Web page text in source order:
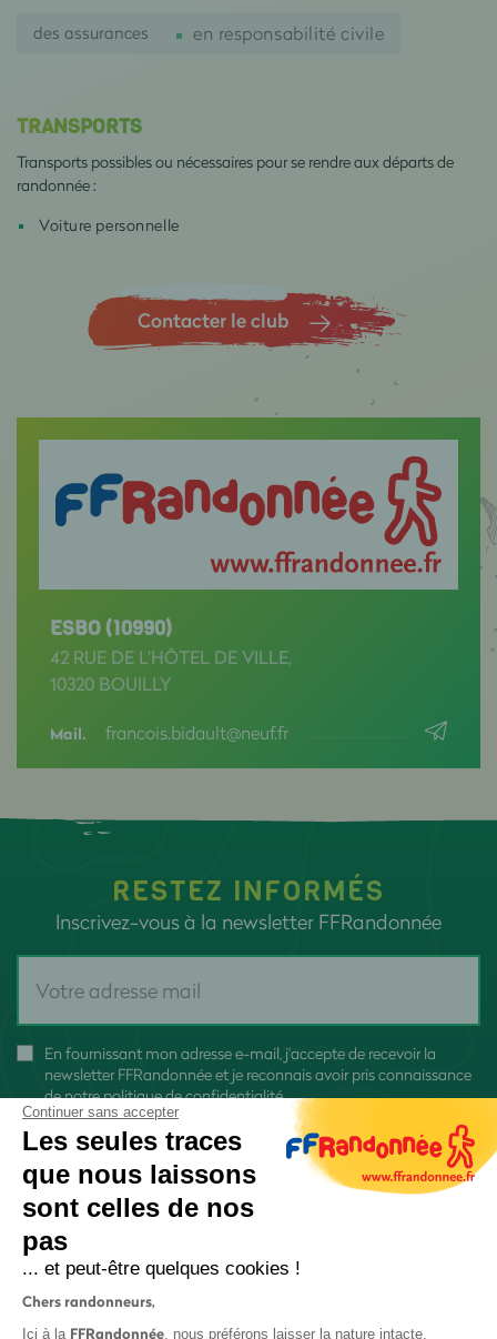
des assurances en responsabilité civile
TRANSPORTS
Transports possibles ou nécessaires pour se rendre aux départs de
randonnée :
Voiture personnelle
Contacter le club
ESBO (10990)
42 RUE DE L'HÔTEL DE VILLE,
10320 BOUILLY
Mail. francois.bidault@neuf.fr
RESTEZ INFORMÉS
Inscrivez-vous à la newsletter FFRandonnée
En fournissant mon adresse e-mail, j'accepte de recevoir la
newsletter FFRandonnée et je reconnais avoir pris connaissance
denotre politique de confidentialité
Continuer sans accepter
Les seules traces
que nous laissons
sont celles de nos
pas
... et peut-être quelques cookies !
Chers randonneurs,
Ici à la FFRandonnée, nous préférons laisser la nature intacte.